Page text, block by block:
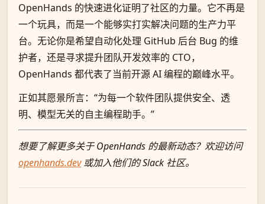
OpenHands 的快速进化证明了社区的力量。它不再是
一个玩具，而是一个能够实打实解决问题的生产力平
台。无论你是希望自动化处理 GitHub 后台 Bug 的维
护者，还是寻求提升团队开发效率的 CTO，
OpenHands 都代表了当前开源 AI 编程的巅峰水平。
正如其愿景所言：“为每一个软件团队提供安全、透
明、模型无关的自主编程助手。”
想要了解更多关于 OpenHands 的最新动态？欢迎访问
openhands.dev或加入他们的 Slack 社区。